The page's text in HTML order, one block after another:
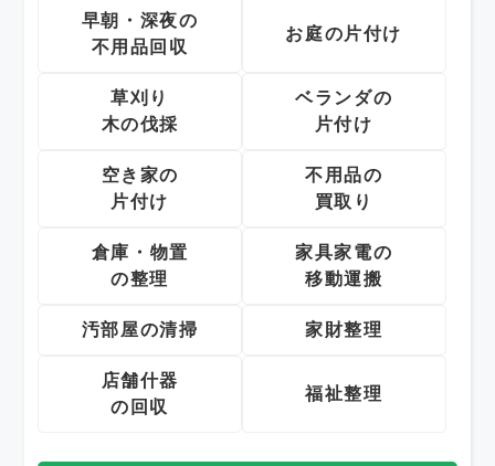
早朝・深夜の
不用品回収
お庭の片付け
草刈り
木の伐採
ベランダの
片付け
空き家の
片付け
不用品の
買取り
倉庫・物置
の整理
家具家電の
移動運搬
汚部屋の清掃 家財整理
店舗什器
の回収
福祉整理